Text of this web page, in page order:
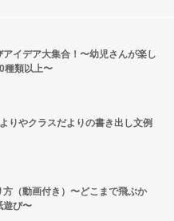
イデア大集合！〜幼児さんが楽し
種類以上〜
りやクラスだよりの書き出し文例
方（動画付き）〜どこまで飛ぶか
遊び〜